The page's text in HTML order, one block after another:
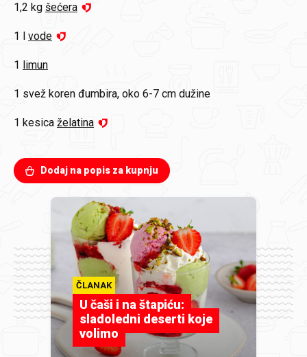
1,2 kg šećera
1 l vode
1 limun
1 svež koren đumbira, oko 6-7 cm dužine
1 kesica želatina
Dodaj na popis za kupnju
ČLANAK
U čaši i na štapiću:
sladoledni deserti koje
volimo